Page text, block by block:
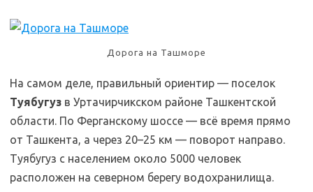
Дорога на Ташморе
На самом деле, правильный ориентир — поселок
Туябугуз в Уртачирчикском районе Ташкентской
области. По Ферганскому шоссе — всё время прямо
от Ташкента, а через 20–25 км — поворот направо.
Туябугуз с населением около 5000 человек
расположен на северном берегу водохранилища.